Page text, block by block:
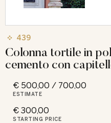
439
Colonna tortile in
cemento con
€ 500,00 / 700,00
ESTIMATE
€ 300,00
STARTING PRICE